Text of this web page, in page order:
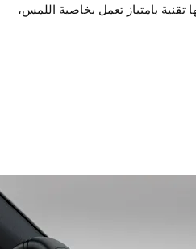
تقنية بامتياز تعمل بخاصية اللمس،